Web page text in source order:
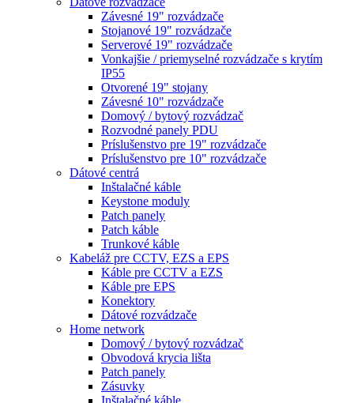
Závesné 19" rozvádzače
Stojanové 19" rozvádzače
Serverové 19" rozvádzače
Vonkajšie / priemyselné rozvádzače s krytím
IP55
Otvorené 19" stojany
Závesné 10" rozvádzače
Domový / bytový rozvádzač
Rozvodné panely PDU
Príslušenstvo pre 19" rozvádzače
Príslušenstvo pre 10" rozvádzače
Dátové centrá
Inštalačné káble
Keystone moduly
Patch panely
Patch káble
Trunkové káble
Kabeláž pre CCTV, EZS a EPS
Káble pre CCTV a EZS
Káble pre EPS
Konektory
Dátové rozvádzače
Home network
Domový / bytový rozvádzač
Obvodová krycia lišta
Patch panely
Zásuvky